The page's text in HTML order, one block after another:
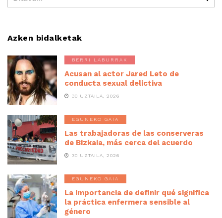
Azken bidalketak
BERRI LABURRAK
Acusan al actor Jared Leto de
conducta sexual delictiva
30 UZTAILA, 2026
EGUNEKO GAIA
Las trabajadoras de las conserveras
de Bizkaia, más cerca del acuerdo
30 UZTAILA, 2026
EGUNEKO GAIA
La importancia de definir qué significa
la práctica enfermera sensible al
género